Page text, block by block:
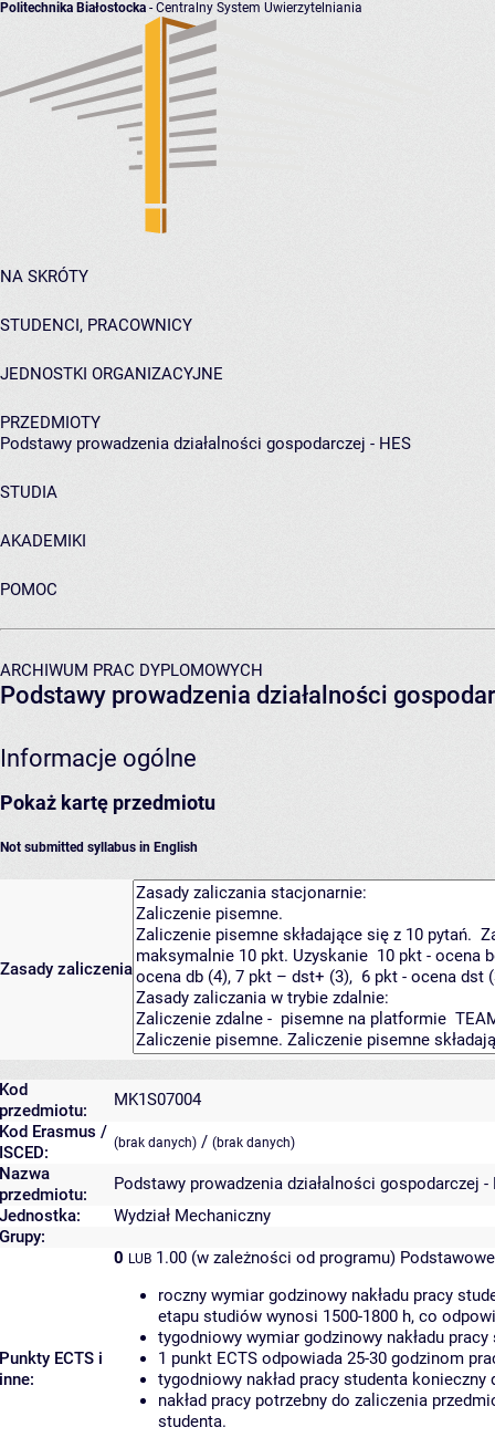
Politechnika Białostocka - Centralny System Uwierzytelniania
NA SKRÓTY
STUDENCI, PRACOWNICY
JEDNOSTKI ORGANIZACYJNE
PRZEDMIOTY
Podstawy prowadzenia działalności gospodarczej - HES
STUDIA
AKADEMIKI
POMOC
ARCHIWUM PRAC DYPLOMOWYCH
Podstawy prowadzenia działalności
Informacje ogólne
Pokaż kartę przedmiotu
Not submitted syllabus in English
Zasady zaliczenia
Kod
przedmiotu:
MK1S07004
Kod Erasmus /
ISCED:
(brak danych) / (brak danych)
Nazwa
przedmiotu:
Podstawy prowadzenia działalności gospodarczej -
Jednostka:
Wydział Mechaniczny
Grupy:
Punkty ECTS i
inne:
0 LUB 1.00 (w zależności od programu)
roczny wymiar godzinowy nakładu pracy
etapu studiów wynosi 1500-1800 h, co
tygodniowy wymiar godzinowy nakładu
1 punkt ECTS odpowiada 25-30 godzinom
tygodniowy nakład pracy studenta
nakład pracy potrzebny do zaliczenia
studenta.